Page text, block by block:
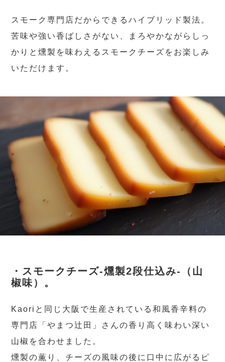
スモーク専門店だからできるハイブリッド製法。
苦味や強い香ばしさがない、まろやかながらしっ
かりと燻製を味わえるスモークチーズをお楽しみ
いただけます。
・スモークチーズ-燻製2段仕込み-（山
椒味）。
Kaoriと同じ大阪で生産されている和風香辛料の
専門店「やまつ辻田」さんの香り高く味わい深い
山椒を合わせました。
燻製の薫り、チーズの風味の後に口中に広がるピ